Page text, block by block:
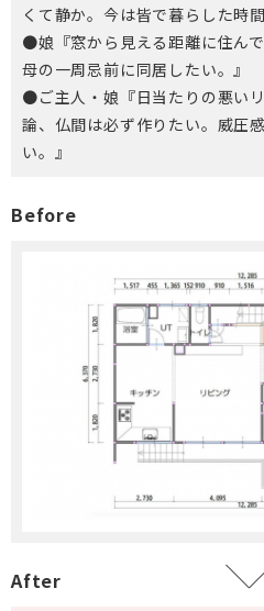
くて静か。今は皆で暮らした時
●娘『窓から見える距離に住ん
母の一周忌前に同居したい。』
●ご主人・娘『日当たりの悪い
論、仏間は必ず作りたい。威圧
い。』
Before
After